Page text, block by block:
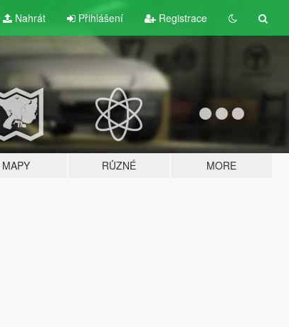
Nahrát Přihlášení Registrace
MAPY RŮZNÉ MORE